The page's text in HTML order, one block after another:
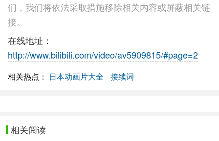
们，我们将依法采取措施移除相关内容或屏蔽相关链
接。
在线地址：
http://www.bilibili.com/video/av5909815/#page=2
相关热点： 日本动画片大全 接续词
相关阅读